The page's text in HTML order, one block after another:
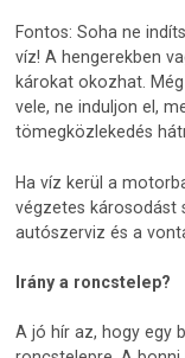
Fontos: Soha ne
víz! A hengerekben
károkat okozhat.
vele, ne induljon el,
tömegközlekedés
Ha víz kerül a
végzetes károsodást
autószerviz és a
Irány a roncstelep?
A jó hír az, hogy egy